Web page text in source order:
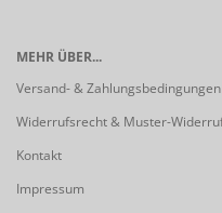
MEHR ÜBER...
Versand- & Zahlungsbedingungen
Widerrufsrecht & Muster-
Kontakt
Impressum